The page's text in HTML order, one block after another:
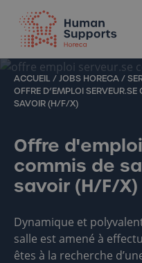
Votre spécialiste en
ACCUEIL /JOBS HORECA/
OFFRE D’EMPLOI
SAVOIR (H/F/X)
Offre
commis de
savoir (H/F/X)
Dynamique et
salle est amené à
êtes à la recherche